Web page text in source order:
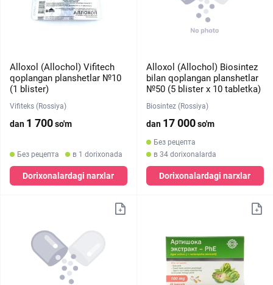
Alloxol (Allochol) Vifitech
qoplangan planshetlar №10
(1 blister)
Vifiteks (Rossiya)
dan 1 700so'm
Без рецепта в 1 dorixonada
Dorixonalardagi narxlar
Alloxol (Allochol) Biosintez
bilan qoplangan planshetlar
№50 (5 blister х 10 tabletka)
Biosintez (Rossiya)
dan 17 000so'm
Без рецепта
в 34 dorixonalarda
Dorixonalardagi narxlar